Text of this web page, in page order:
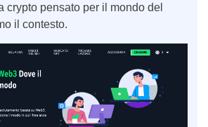
crypto pensato per il mondo del
il contesto.